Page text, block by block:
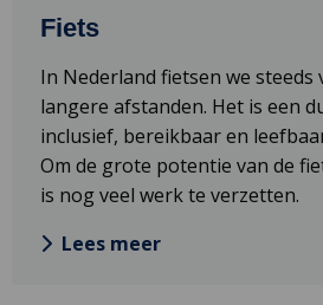
Fiets
In Nederland fietsen we steeds
langere afstanden. Het is een
inclusief, bereikbaar en
Om de grote potentie van de
is nog veel werk te verzetten.
Lees meer
meer
Fiets